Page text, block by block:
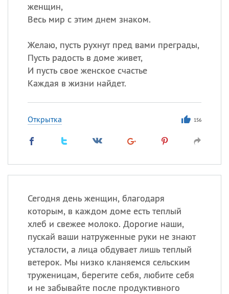
женщин,
Весь мир с этим днем знаком.
Желаю, пусть рухнут пред вами преграды,
Пусть радость в доме живет,
И пусть свое женское счастье
Каждая в жизни найдет.
Открытка 156
Сегодня день женщин, благодаря
которым, в каждом доме есть теплый
хлеб и свежее молоко. Дорогие наши,
пускай ваши натруженные руки не знают
усталости, а лица обдувает лишь теплый
ветерок. Мы низко кланяемся сельским
труженицам, берегите себя, любите себя
и не забывайте после продуктивного